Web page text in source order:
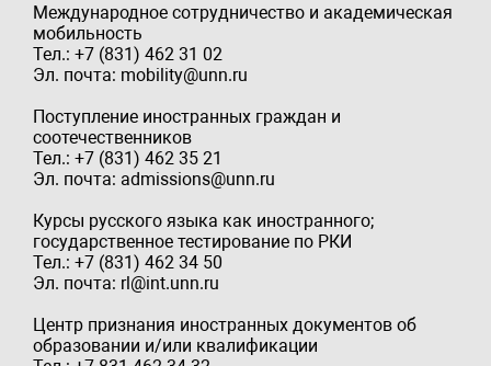
Международное сотрудничество и академическая
мобильность
Тел.: +7 (831) 462 31 02
Эл. почта: mobility@unn.ru
Поступление иностранных граждан и
соотечественников
Тел.: +7 (831) 462 35 21
Эл. почта: admissions@unn.ru
Курсы русского языка как иностранного;
государственное тестирование по РКИ
Тел.: +7 (831) 462 34 50
Эл. почта: rl@int.unn.ru
Центр признания иностранных документов об
образовании и/или квалификации